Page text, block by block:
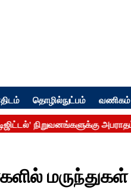
தொழில்நுட்பம் வணிகம்
மருந்துகள்